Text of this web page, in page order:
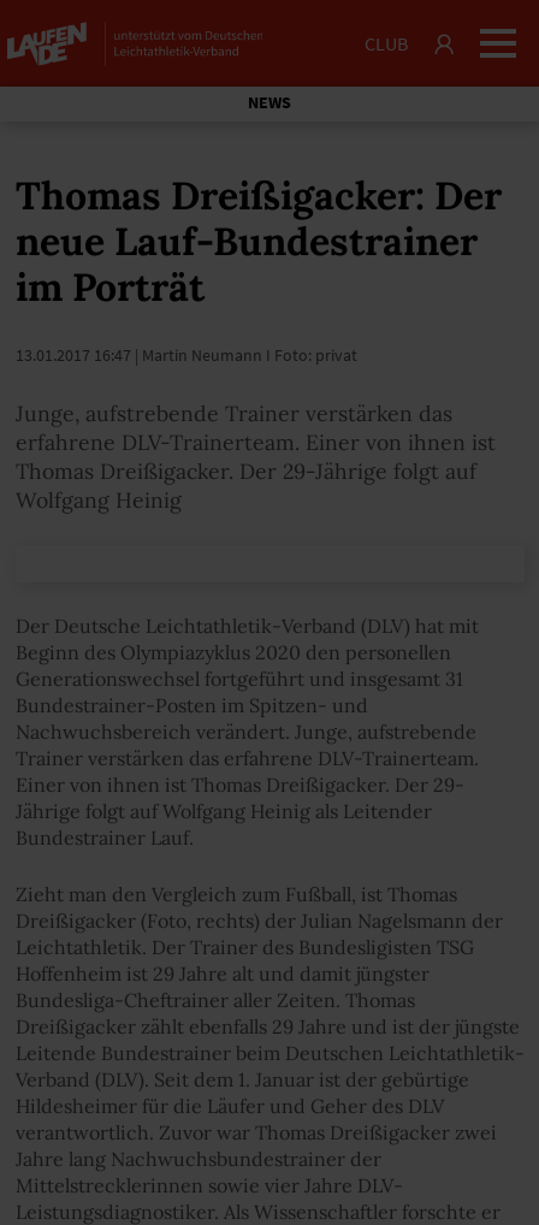
CLUB
NEWS
Thomas Dreißigacker: Der
neue Lauf-Bundestrainer
im Porträt
13.01.2017 16:47 | Martin Neumann I Foto: privat
Junge, aufstrebende Trainer verstärken das
erfahrene DLV-Trainerteam. Einer von ihnen ist
Thomas Dreißigacker. Der 29-Jährige folgt auf
Wolfgang Heinig
Der Deutsche Leichtathletik-Verband (DLV) hat mit
Beginn des Olympiazyklus 2020 den personellen
Generationswechsel fortgeführt und insgesamt 31
Bundestrainer-Posten im Spitzen- und
Nachwuchsbereich verändert. Junge, aufstrebende
Trainer verstärken das erfahrene DLV-Trainerteam.
Einer von ihnen ist Thomas Dreißigacker. Der 29-
Jährige folgt auf Wolfgang Heinig als Leitender
Bundestrainer Lauf.
Zieht man den Vergleich zum Fußball, ist Thomas
Dreißigacker (Foto, rechts) der Julian Nagelsmann der
Leichtathletik. Der Trainer des Bundesligisten TSG
Hoffenheim ist 29 Jahre alt und damit jüngster
Bundesliga-Cheftrainer aller Zeiten. Thomas
Dreißigacker zählt ebenfalls 29 Jahre und ist der jüngste
Leitende Bundestrainer beim Deutschen Leichtathletik-
Verband (DLV). Seit dem 1. Januar ist der gebürtige
Hildesheimer für die Läufer und Geher des DLV
verantwortlich. Zuvor war Thomas Dreißigacker zwei
Jahre lang Nachwuchsbundestrainer der
Mittelstrecklerinnen sowie vier Jahre DLV-
Leistungsdiagnostiker. Als Wissenschaftler forschte er